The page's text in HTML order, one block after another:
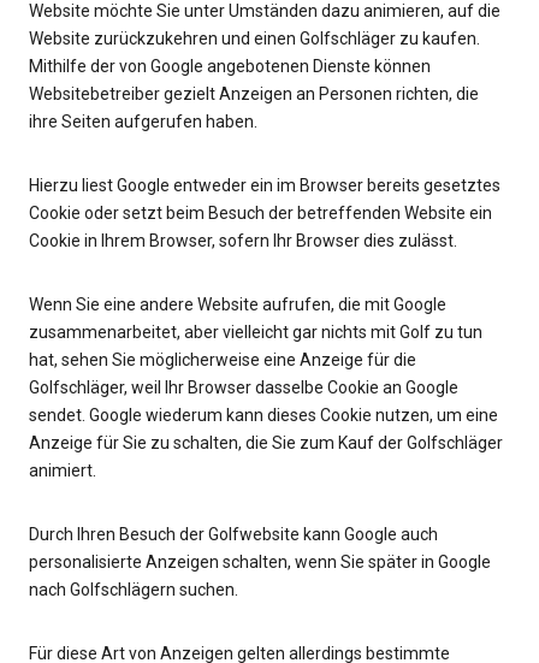
Website möchte Sie unter Umständen dazu animieren, auf die
Website zurückzukehren und einen Golfschläger zu kaufen.
Mithilfe der von Google angebotenen Dienste können
Websitebetreiber gezielt Anzeigen an Personen richten, die
ihre Seiten aufgerufen haben.
Hierzu liest Google entweder ein im Browser bereits gesetztes
Cookie oder setzt beim Besuch der betreffenden Website ein
Cookie in Ihrem Browser, sofern Ihr Browser dies zulässt.
Wenn Sie eine andere Website aufrufen, die mit Google
zusammenarbeitet, aber vielleicht gar nichts mit Golf zu tun
hat, sehen Sie möglicherweise eine Anzeige für die
Golfschläger, weil Ihr Browser dasselbe Cookie an Google
sendet. Google wiederum kann dieses Cookie nutzen, um eine
Anzeige für Sie zu schalten, die Sie zum Kauf der Golfschläger
animiert.
Durch Ihren Besuch der Golfwebsite kann Google auch
personalisierte Anzeigen schalten, wenn Sie später in Google
nach Golfschlägern suchen.
Für diese Art von Anzeigen gelten allerdings bestimmte